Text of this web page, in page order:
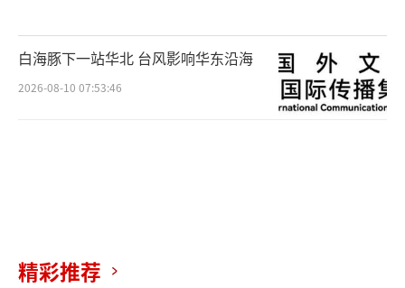
白海豚下一站华北 台风影响华东沿海
2026-08-10 07:53:46
精彩推荐